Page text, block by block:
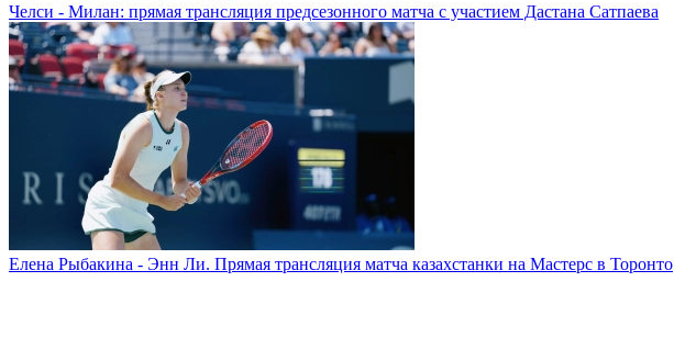
Челси - Милан: прямая трансляция предсезонного матча с участием Дастана Сатпаева
Елена Рыбакина - Энн Ли. Прямая трансляция матча казахстанки на Мастерс в Торонто